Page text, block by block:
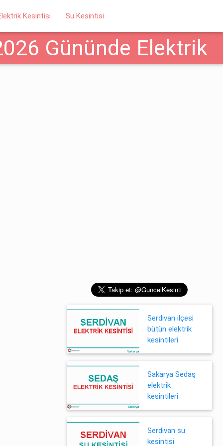
Kesintisi Su Kesintisi
Gününde Elektrik
Serdivan ilçesi
bütün elektrik
kesintileri
Sakarya Sedaş
elektrik
kesintileri
Serdivan su
kesintisi